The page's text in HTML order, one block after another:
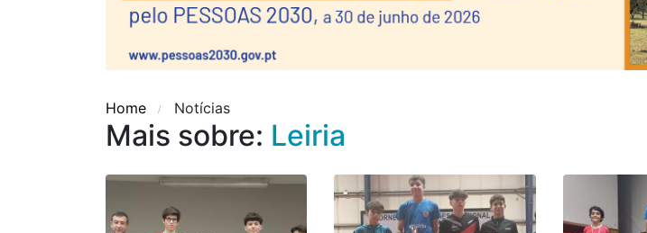
Home Notícias
Mais sobre: Leiria